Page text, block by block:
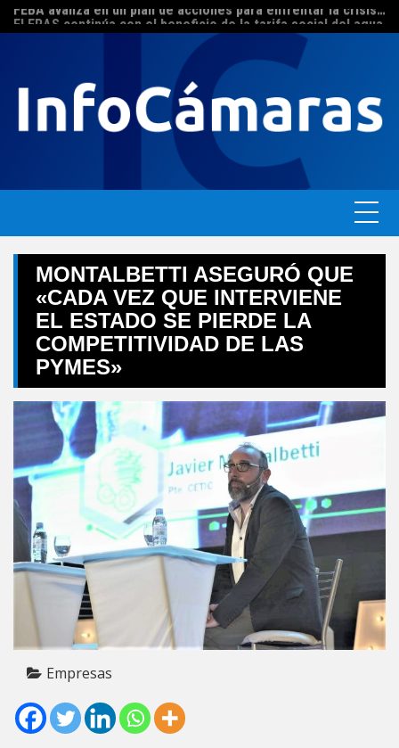
Skip
to
El ERAS continúa con el beneficio de la tarifa social del agua
MONTALBETTI ASEGURÓ QUE
«CADA VEZ QUE INTERVIENE
EL ESTADO SE PIERDE LA
COMPETITIVIDAD DE LAS
PYMES»
Empresas